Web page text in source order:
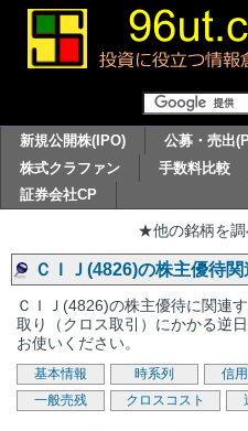
新規公開株(IPO) 公募・売出
株式クラファン
手数料比較
証券会社CP
★他の銘柄を
ＣＩＪ(4826)の株主優待関
ＣＩＪ(4826)の株主優待に関連
取り（クロス取引）にかかる逆
お使いください。
基本情報 時系列 信
一般売残
クロスコスト